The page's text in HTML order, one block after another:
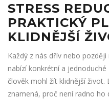
STRESS
PRAKTICKÝ
KLIDNĚJŠÍ
Každý z nás dřív nebo
nabízí konkrétní a
člověk mohl žít klidnější život.
znamená, proč není radno